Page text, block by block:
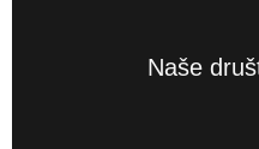
Naše